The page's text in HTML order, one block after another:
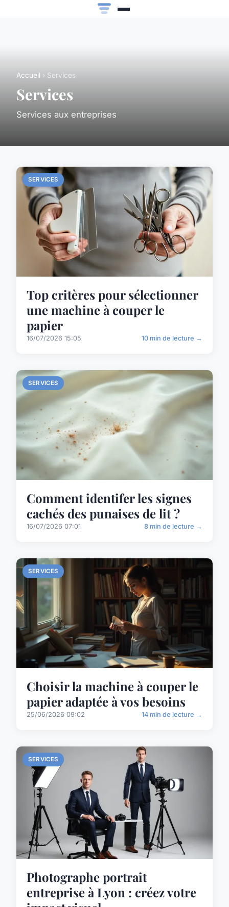
Accueil › Services
Services
Services aux entreprises
SERVICES
Top critères pour sélectionner
une machine à couper le
papier
16/07/2026 15:05 10 min de lecture →
SERVICES
Comment identifer les signes
cachés des punaises de lit ?
16/07/2026 07:01 8 min de lecture →
SERVICES
Choisir la machine à couper le
papier adaptée à vos besoins
25/06/2026 09:02 14 min de lecture →
SERVICES
Photographe portrait
entreprise à Lyon : créez votre